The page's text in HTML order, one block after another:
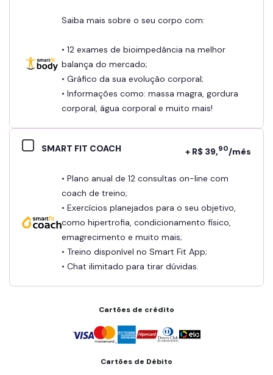
Saiba mais sobre o seu corpo com:
• 12 exames de bioimpedância na melhor
balança do mercado;
• Gráfico da sua evolução corporal;
• Informações como: massa magra, gordura
corporal, água corporal e muito mais!
SMART FIT COACH + R$ 39,90/mês
• Plano anual de 12 consultas on-line com
coach de treino;
• Exercícios planejados para o seu objetivo,
como hipertrofia, condicionamento físico,
emagrecimento e muito mais;
• Treino disponível no Smart Fit App;
• Chat ilimitado para tirar dúvidas.
Cartões de crédito
Cartões de Débito